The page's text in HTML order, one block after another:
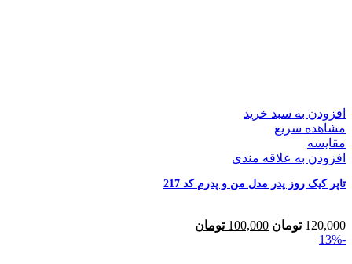
افزودن به سبد خرید
مشاهده سریع
مقایسه
افزودن به علاقه مندی
تاپر کیک روز پدر مدل من و پدرم کد 217
120,000 تومان 100,000 تومان
-13%